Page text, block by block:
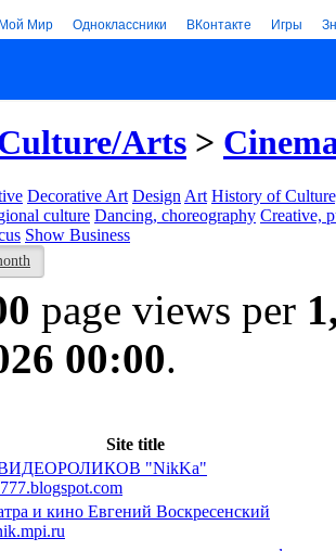
Мой Мир Одноклассники ВКонтакте Игры
Arts >
Decorative Art Design Art History of
culture Dancing, choreography Creative,
Show Business
page views per
00:00.
Site title
"NikKa"
и кино Евгений Воскресенский